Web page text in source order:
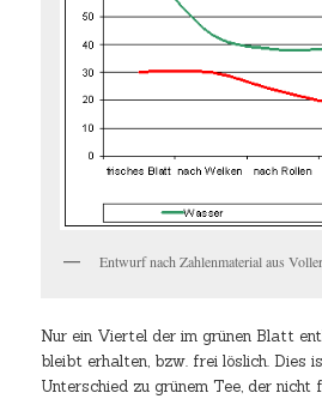
Entwurf nach Zahlenmaterial aus
Nur ein Viertel der im grünen Blatt
bleibt erhalten, bzw. frei löslich. Dies
Unterschied zu grünem Tee, der